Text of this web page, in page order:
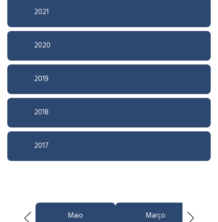
2021
2020
2019
2018
2017
Maio Março